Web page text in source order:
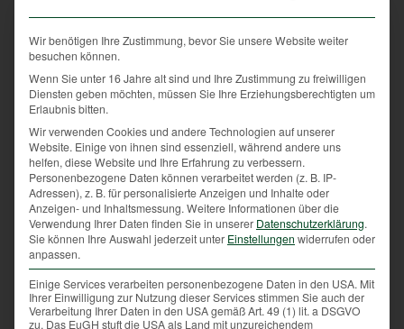
für extensiv genutzte Äcker. Unter den Tieren sind
dies Schwarz- und Braunkehlchen oder auch
verschiedenen Insektenarten. Aber auch Pflanzen,
wie Ackerwildkräuter, die auf den intensiv genutzten
Ackerflächen keine Chance haben, finden sich immer
wieder auf den neu angelegten Wildäsungsflächen.
Die blühende Artenvielfalt am Wildacker
Die Aussaat wird auf das vorherrschende Wild
abgestimmt. Niederwild braucht viele kleine,
langgezogene, abwechslungsreiche Wildäcker. Aber
auch einfache Wiesen mit hohem Anteil von
Wir benötigen Ihre Zustimmung, bevor Sie unsere Website weiter
besuchen können.
Wenn Sie unter 16 Jahre alt sind und Ihre Zustimmung zu freiwilligen
Diensten geben möchten, müssen Sie Ihre Erziehungsberechtigten um
Erlaubnis bitten.
Wir verwenden Cookies und andere Technologien auf unserer
Website. Einige von ihnen sind essenziell, während andere uns
helfen, diese Website und Ihre Erfahrung zu verbessern.
Personenbezogene Daten können verarbeitet werden (z. B. IP-
Adressen), z. B. für personalisierte Anzeigen und Inhalte oder
Anzeigen- und Inhaltsmessung. Weitere Informationen über die
Verwendung Ihrer Daten finden Sie in unserer Datenschutzerklärung.
Sie können Ihre Auswahl jederzeit unter Einstellungen widerrufen oder
anpassen.
Einige Services verarbeiten personenbezogene Daten in den USA. Mit
Ihrer Einwilligung zur Nutzung dieser Services stimmen Sie auch der
Verarbeitung Ihrer Daten in den USA gemäß Art. 49 (1) lit. a DSGVO
zu. Das EuGH stuft die USA als Land mit unzureichendem